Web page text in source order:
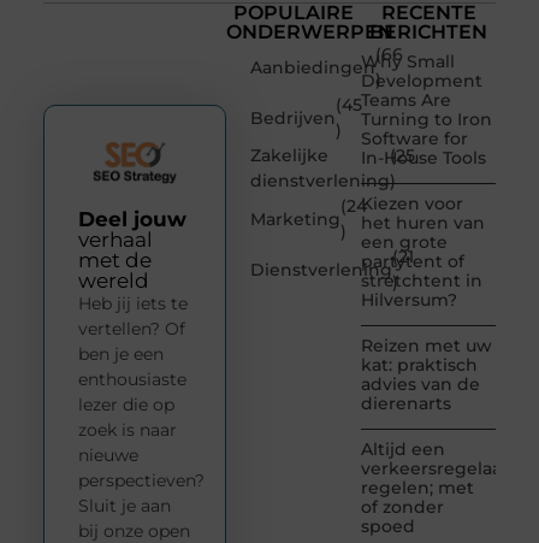
POPULAIRE
ONDERWERPEN
Aanbiedingen
(66
)
Bedrijven
(45
)
Zakelijke
dienstverlening
(25
)
Marketing
(24
)
Dienstverlening
(21
)
RECENTE
BERICHTEN
Why Small
Development
Teams Are
Turning to Iron
Software for
In-House Tools
Kiezen voor
het huren van
een grote
partytent of
stretchtent in
Hilversum?
Reizen met uw
kat: praktisch
advies van de
dierenarts
Altijd een
verkeersregelaar
regelen; met
of zonder
spoed
Deel jouw
verhaal
met de
wereld
Heb jij iets te
vertellen? Of
ben je een
enthousiaste
lezer die op
zoek is naar
nieuwe
perspectieven?
Sluit je aan
bij onze open